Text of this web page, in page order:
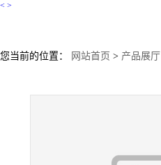
< >
您当前的位置： 网站首页 > 产品展厅